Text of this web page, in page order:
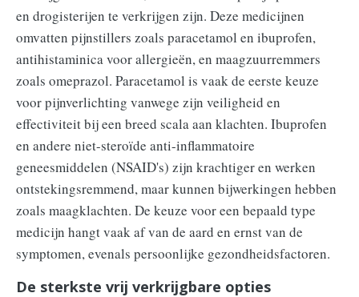
en drogisterijen te verkrijgen zijn. Deze medicijnen
omvatten pijnstillers zoals paracetamol en ibuprofen,
antihistaminica voor allergieën, en maagzuurremmers
zoals omeprazol. Paracetamol is vaak de eerste keuze
voor pijnverlichting vanwege zijn veiligheid en
effectiviteit bij een breed scala aan klachten. Ibuprofen
en andere niet-steroïde anti-inflammatoire
geneesmiddelen (NSAID's) zijn krachtiger en werken
ontstekingsremmend, maar kunnen bijwerkingen hebben
zoals maagklachten. De keuze voor een bepaald type
medicijn hangt vaak af van de aard en ernst van de
symptomen, evenals persoonlijke gezondheidsfactoren.
De sterkste vrij verkrijgbare opties